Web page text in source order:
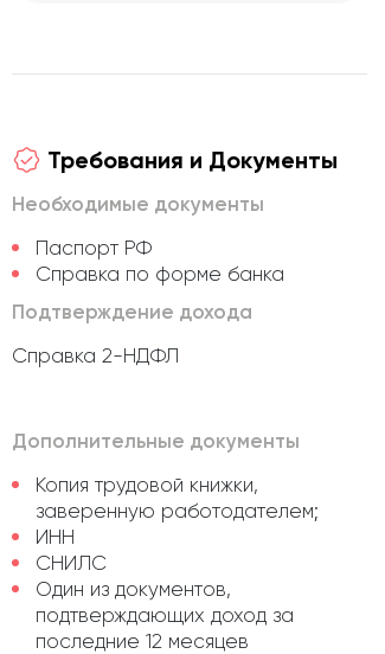
Требования и Документы
Необходимые документы
Паспорт РФ
Справка по форме банка
Подтверждение дохода
Справка 2-НДФЛ
Дополнительные документы
Копия трудовой книжки,
заверенную работодателем;
ИНН
СНИЛС
Один из документов,
подтверждающих доход за
последние 12 месяцев